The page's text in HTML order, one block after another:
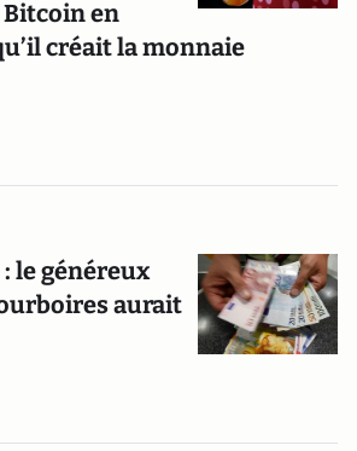
en
créait la monnaie
le généreux
aurait